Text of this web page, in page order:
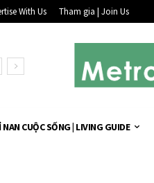
With Us Tham gia | Join Us
NAN CUỘC SỐNG | LIVING GUIDE